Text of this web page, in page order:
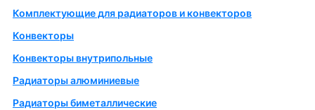
Комплектующие для радиаторов и конвекторов
Конвекторы
Конвекторы внутрипольные
Радиаторы алюминиевые
Радиаторы биметаллические